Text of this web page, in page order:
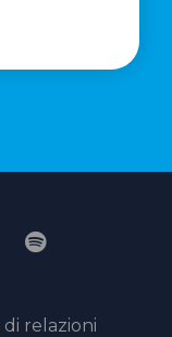
relazioni